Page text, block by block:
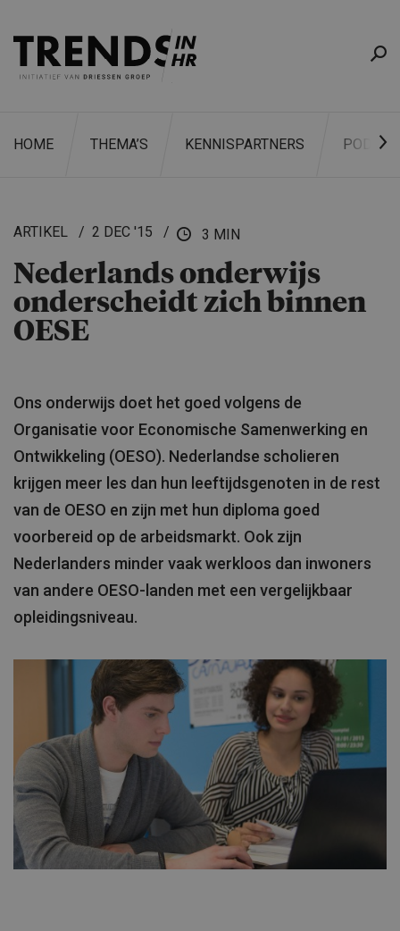
HOME THEMA’S KENNISPARTNERS
ZOEKEN
ARTIKEL 2 DEC '15 3 MIN
Nederlands onderwijs
onderscheidt zich binnen
OESE
Ons onderwijs doet het goed volgens de
Organisatie voor Economische Samenwerking en
Ontwikkeling (OESO). Nederlandse scholieren
krijgen meer les dan hun leeftijdsgenoten in de rest
van de OESO en zijn met hun diploma goed
voorbereid op de arbeidsmarkt. Ook zijn
Nederlanders minder vaak werkloos dan inwoners
van andere OESO-landen met een vergelijkbaar
opleidingsniveau.